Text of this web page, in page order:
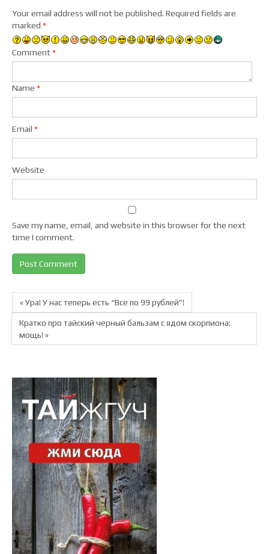
Your email address will not be published. Required fields are
marked *
Comment*
Name *
Email *
Website
Save my name, email, and website in this browser for the next
time I comment.
« Ура! У нас теперь есть “Все по 99 рублей”!
Кратко про тайский черный бальзам с ядом скорпиона:
мощь! »